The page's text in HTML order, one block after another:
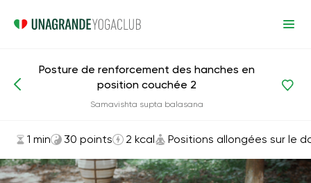
Asanas et exercices Positions allongées sur le dos
Posture de renforcement des hanches en
position couchée 2
Samavishta supta balasana
1 min 30 points 2 kcal Positions allongées sur le